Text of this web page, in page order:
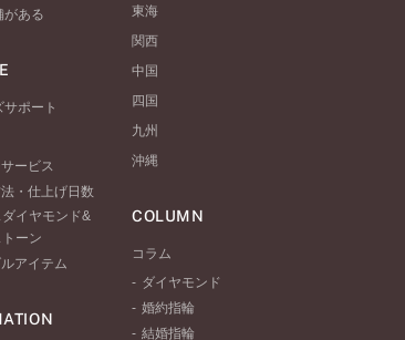
がある
ポート
ービス
・仕上げ日数
イヤモンド&
ーン
アイテム
東海
関西
中国
四国
九州
沖縄
COLUMN
コラム
ダイヤモンド
婚約指輪
結婚指輪